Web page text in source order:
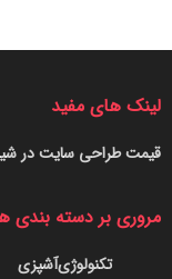
لینک های مفید
قیمت طراحی سایت در
مروری بر دسته بندی
آشپزیتکنولوژی